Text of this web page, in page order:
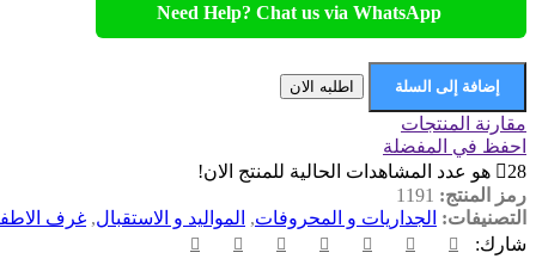
Need Help? Chat us via WhatsApp
إضافة إلى السلة اطلبه الان
مقارنة المنتجات
احفظ في المفضلة
28
هو عدد المشاهدات الحالية للمنتج الان!
رمز المنتج: 1191
التصنيفات: الجداريات و المحروفات, المواليد و الاستقبال, غرف
شارك: